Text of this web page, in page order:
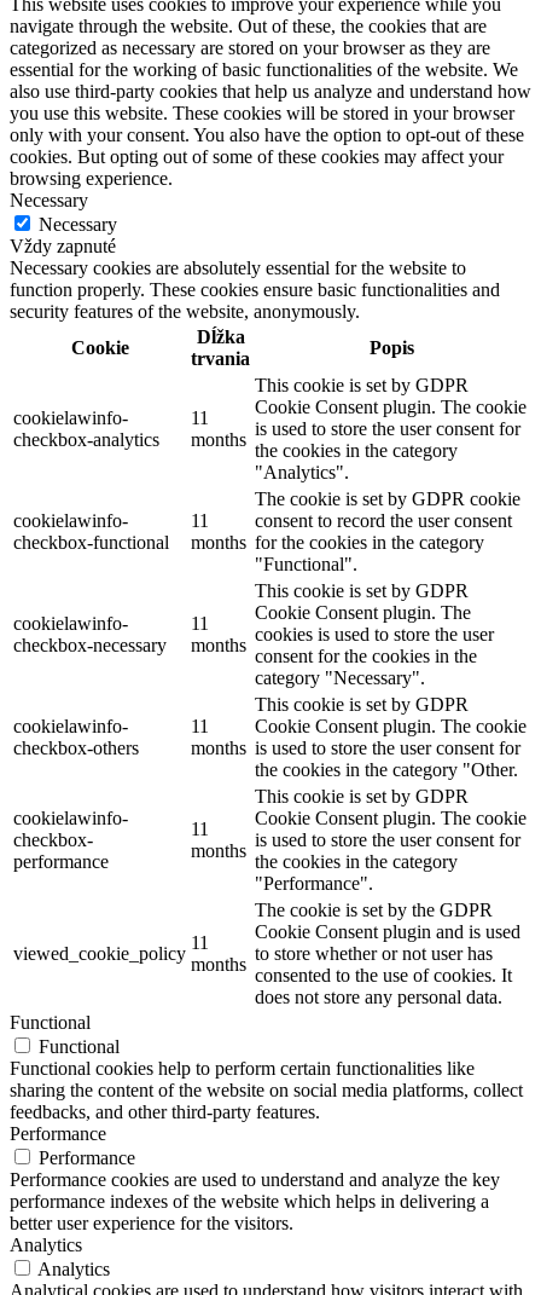
This website uses cookies to improve your experience while you
navigate through the website. Out of these, the cookies that are
categorized as necessary are stored on your browser as they are
essential for the working of basic functionalities of the website. We
also use third-party cookies that help us analyze and understand how
you use this website. These cookies will be stored in your browser
only with your consent. You also have the option to opt-out of these
cookies. But opting out of some of these cookies may affect your
browsing experience.
Necessary
Necessary
Vždy zapnuté
Necessary cookies are absolutely essential for the website to
function properly. These cookies ensure basic functionalities and
security features of the website, anonymously.
Cookie
Dĺžka
trvania
Popis
cookielawinfo-
checkbox-analytics
11
months
This cookie is set by GDPR
Cookie Consent plugin. The cookie
is used to store the user consent for
the cookies in the category
"Analytics".
cookielawinfo-
checkbox-functional
11
months
The cookie is set by GDPR cookie
consent to record the user consent
for the cookies in the category
"Functional".
cookielawinfo-
checkbox-necessary
11
months
This cookie is set by GDPR
Cookie Consent plugin. The
cookies is used to store the user
consent for the cookies in the
category "Necessary".
cookielawinfo-
checkbox-others
11
months
This cookie is set by GDPR
Cookie Consent plugin. The cookie
is used to store the user consent for
the cookies in the category "Other.
cookielawinfo-
checkbox-
performance
11
months
This cookie is set by GDPR
Cookie Consent plugin. The cookie
is used to store the user consent for
the cookies in the category
"Performance".
viewed_cookie_policy
11
months
The cookie is set by the GDPR
Cookie Consent plugin and is used
to store whether or not user has
consented to the use of cookies. It
does not store any personal data.
Functional
Functional
Functional cookies help to perform certain functionalities like
sharing the content of the website on social media platforms, collect
feedbacks, and other third-party features.
Performance
Performance
Performance cookies are used to understand and analyze the key
performance indexes of the website which helps in delivering a
better user experience for the visitors.
Analytics
Analytics